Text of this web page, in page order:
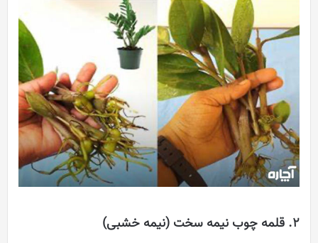
2. قلمه چوب نیمه سخت (نیمه خشبی)